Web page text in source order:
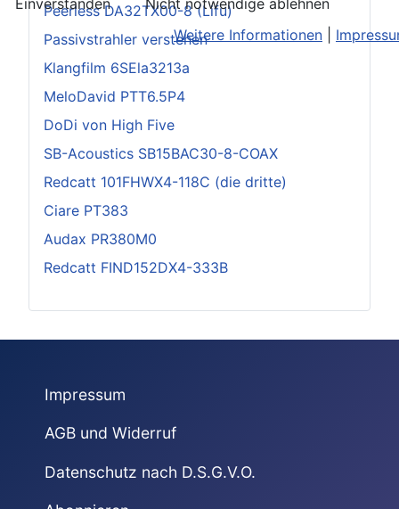
Peerless DA32TX00-8 (Lifu)
Passivstrahler verstehen
Klangfilm 6SEla3213a
MeloDavid PTT6.5P4
DoDi von High Five
SB-Acoustics SB15BAC30-8-COAX
Redcatt 101FHWX4-118C (die dritte)
Ciare PT383
Audax PR380M0
Redcatt FIND152DX4-333B
Impressum
AGB und Widerruf
Datenschutz nach D.S.G.V.O.
Einverstanden
Nicht notwendige ablehnen
Weitere Informationen